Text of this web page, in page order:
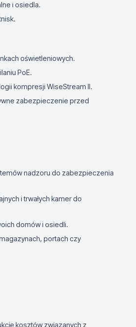
i osiedla.
oświetleniowych.
PoE.
kompresji WiseStream II.
zabezpieczenie przed
nadzoru do zabezpieczenia
i trwałych kamer do
domów i osiedli.
portach czy
kosztów związanych z